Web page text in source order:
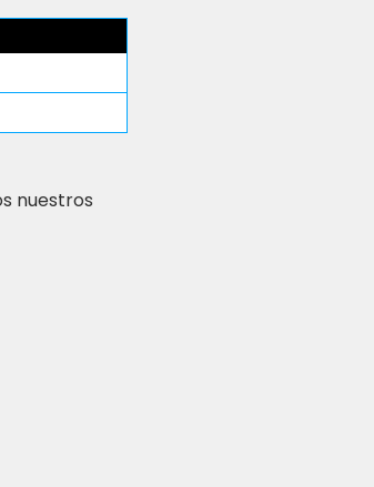
nuestros